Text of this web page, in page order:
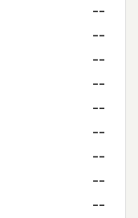
--
--
--
--
--
--
--
--
--